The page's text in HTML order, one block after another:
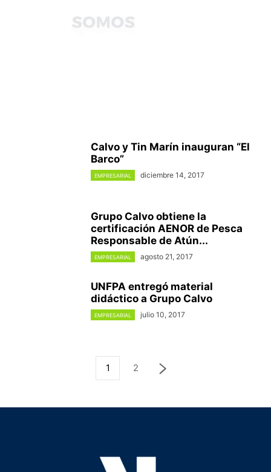
Calvo y Tin Marín inauguran “El
Barco”
EMPRESARIAL diciembre 14, 2017
Grupo Calvo obtiene la
certificación AENOR de Pesca
Responsable de Atún...
EMPRESARIAL agosto 21, 2017
UNFPA entregó material
didáctico a Grupo Calvo
EMPRESARIAL julio 10, 2017
1 2